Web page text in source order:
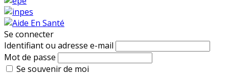
Se connecter
Identifiant ou adresse e-mail
Mot de passe
Se souvenir de moi